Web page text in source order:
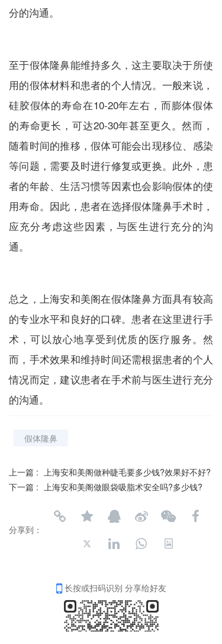
分的沟通。
至于假体隆鼻能维持多久，这主要取决于所使
用的假体材料和患者的个人情况。一般来说，
硅胶假体的寿命在10-20年左右，而膨体假体
的寿命更长，可达20-30年甚至更久。然而，
随着时间的推移，假体可能会出现移位、感染
等问题，需要及时进行修复或更换。此外，患
者的年龄、生活习惯等因素也会影响假体的使
用寿命。因此，患者在选择假体隆鼻手术时，
应充分考虑这些因素，与医生进行充分的沟
通。
总之，上海安和美阁在假体隆鼻方面具有较高
的专业水平和良好的口碑。患者在这里进行手
术，可以放心地享受到优质的医疗服务。然
而，手术效果和维持时间还需根据患者的个人
情况而定，建议患者在手术前与医生进行充分
的沟通。
假体隆鼻
上一篇 :
上海安和美阁做种睫毛要多少钱?效果好不好?
下一篇 :
上海安和美阁做眼袋吸脂术安全吗?多少钱?
分享到：
长按或扫码识别 分享给好友